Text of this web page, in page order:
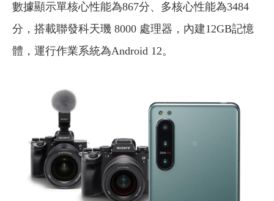
數據顯示單核心性能為867分、多核心性能為3484
分，搭載聯發科天璣 8000 處理器，內建12GB記憶
體，運行作業系統為Android 12。